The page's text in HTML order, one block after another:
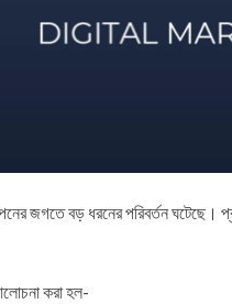
জগতে বড় ধরনের পরিবর্তন ঘটেছে।
করা হল-